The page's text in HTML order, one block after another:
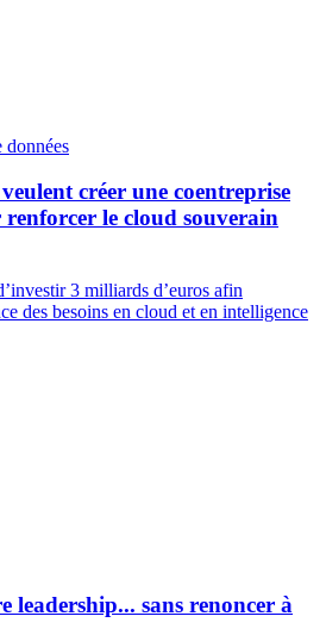
données
créer une coentreprise
le cloud souverain
3 milliards d’euros afin
des besoins en cloud et en intelligence
leadership... sans renoncer à